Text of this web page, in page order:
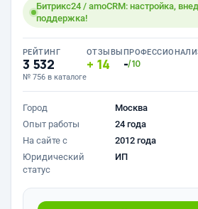
Битрикс24 / amoCRM: настройка,
поддержка!
РЕЙТИНГ
3 532
№ 756 в каталоге
ОТЗЫВЫ
14 -/10
Город
Москва
Опыт работы
24 года
На сайте с
2012 года
Юридический
статус
ИП